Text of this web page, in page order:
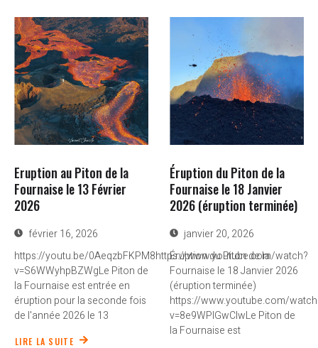
Eruption au Piton de la
Fournaise le 13 Février
2026
février 16, 2026
https://youtu.be/0AeqzbFKPM8https://www.youtube.com/watch?
v=S6WWyhpBZWgLe Piton de
la Fournaise est entrée en
éruption pour la seconde fois
de l'année 2026 le 13
LIRE LA SUITE
Éruption du Piton de la
Fournaise le 18 Janvier
2026 (éruption terminée)
janvier 20, 2026
Éruption du Piton de la
Fournaise le 18 Janvier 2026
(éruption terminée)
https://www.youtube.com/
v=8e9WPlGwClwLe Piton de
la Fournaise est